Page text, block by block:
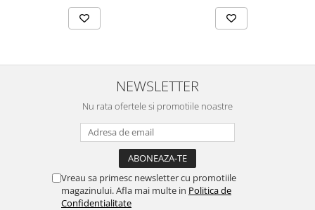
NEWSLETTER
Nu rata ofertele si promotiile noastre
Vreau sa primesc newsletter cu promotiile
magazinului. Afla mai multe in Politica de
Confidentialitate